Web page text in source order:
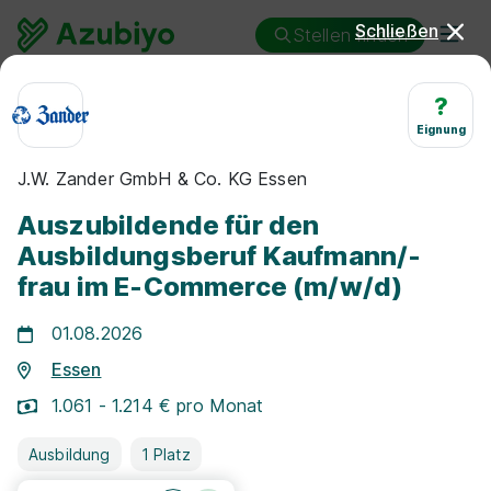
Stellen finden
Ausbildung Kaufmann/-frau im E-Commerce
im E-Commerce Essen
Schließen
?
Eignung
J.W. Zander GmbH & Co. KG Essen
Auszubildende für den
Ausbildungsberuf Kaufmann/-
frau im E-Commerce (m/w/d)
01.08.2026
Essen
1.061 - 1.214 € pro Monat
Ausbildung 1 Platz